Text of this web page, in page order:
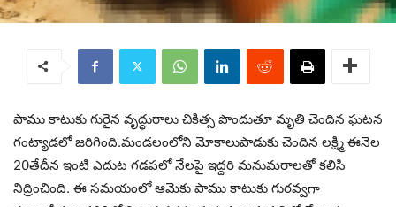
పాము కాటుకు గురైన వృద్ధురాలు చికిత్స పొందుతూ మృతి చెందిన ఘటన
గంట్యాడలో జరిగింది.మండలంలోని మోకాలుపాడుకు చెందిన లక్ష్మి ఈనెల
20తేదీన ఇంటి ఎదుట గడపలో నేలపై ఇద్దరి మనుమరాలతో కలిసి
నిద్రించింది. ఈ సమయంలో ఆమెకు పాము కాటుకు గురవ్వగా